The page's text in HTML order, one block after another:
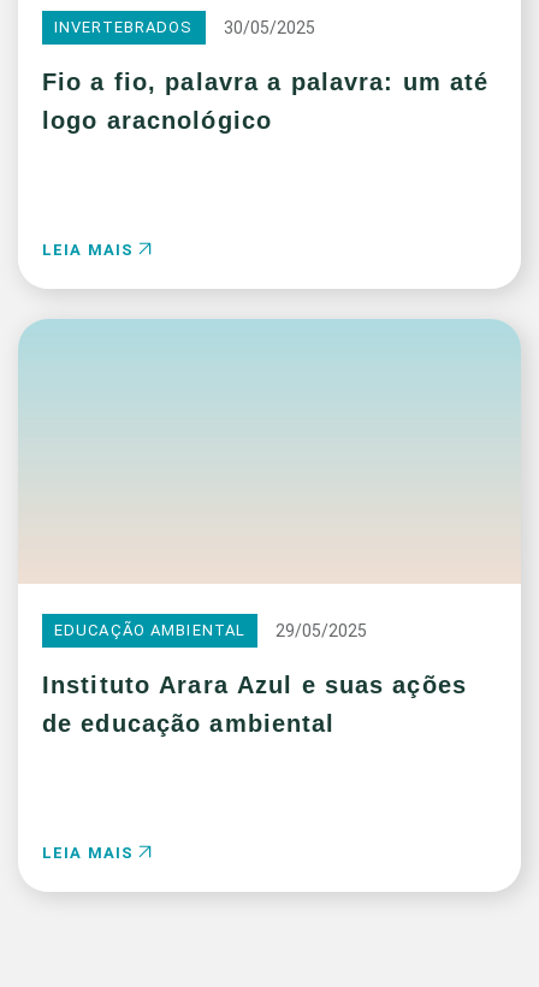
INVERTEBRADOS 30/05/2025
Fio a fio, palavra a palavra: um até
logo aracnológico
LEIA MAIS
EDUCAÇÃO AMBIENTAL 29/05/2025
Instituto Arara Azul e suas ações
de educação ambiental
LEIA MAIS